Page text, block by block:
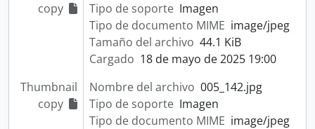
copy
Tipo de soporte Imagen
Tipo de documento MIME image/jpeg
Tamaño del archivo 44.1 KiB
Cargado 18 de mayo de 2025 19:00
Thumbnail
copy
Nombre del archivo 005_142.jpg
Tipo de soporte Imagen
Tipo de documento MIME image/jpeg